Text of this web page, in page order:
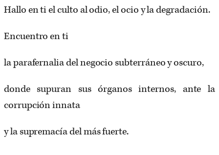
Hallo en ti el culto al odio, el ocio y la degradación.
Encuentro en ti
la parafernalia del negocio subterráneo y oscuro,
donde supuran sus órganos internos, ante la
corrupción innata
y la supremacía del más fuerte.